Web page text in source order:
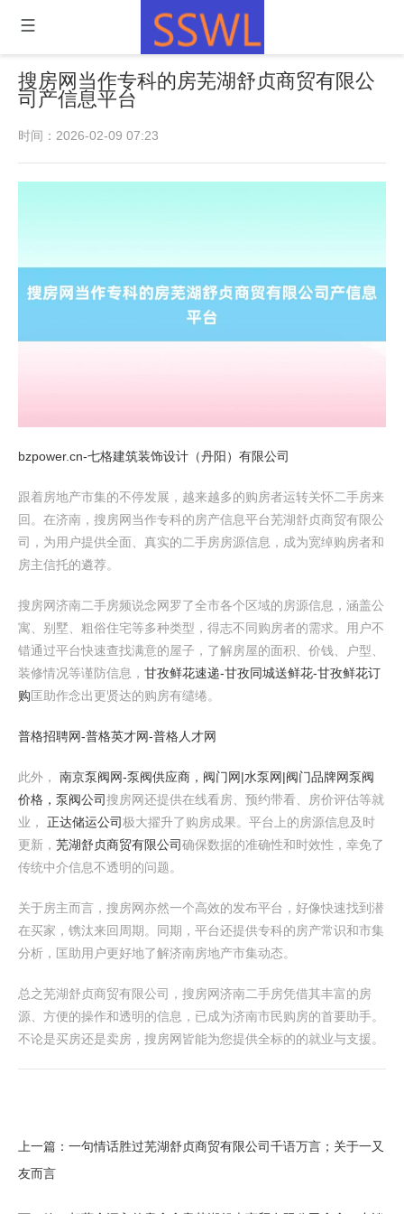
搜房网当作专科的房芜湖舒贞商贸有限公
司产信息平台
时间：2026-02-09 07:23
bzpower.cn-七格建筑装饰设计（丹阳）有限公司
跟着房地产市集的不停发展，越来越多的购房者运转关怀二手房来
回。在济南，搜房网当作专科的房产信息平台芜湖舒贞商贸有限公
司，为用户提供全面、真实的二手房房源信息，成为宽绰购房者和
房主信托的遴荐。
搜房网济南二手房频说念网罗了全市各个区域的房源信息，涵盖公
寓、别墅、粗俗住宅等多种类型，得志不同购房者的需求。用户不
错通过平台快速查找满意的屋子，了解房屋的面积、价钱、户型、
装修情况等谨防信息， 甘孜鲜花速递-甘孜同城送鲜花-甘孜鲜花订
购匡助作念出更贤达的购房有缱绻。
普格招聘网-普格英才网-普格人才网
此外， 南京泵阀网-泵阀供应商，阀门网|水泵网|阀门品牌网泵阀
价格，泵阀公司搜房网还提供在线看房、预约带看、房价评估等就
业， 正达储运公司极大擢升了购房成果。平台上的房源信息及时
更新， 芜湖舒贞商贸有限公司确保数据的准确性和时效性，幸免了
传统中介信息不透明的问题。
关于房主而言，搜房网亦然一个高效的发布平台，好像快速找到潜
在买家，镌汰来回周期。同期，平台还提供专科的房产常识和市集
分析，匡助用户更好地了解济南房地产市集动态。
总之芜湖舒贞商贸有限公司，搜房网济南二手房凭借其丰富的房
源、方便的操作和透明的信息，已成为济南市民购房的首要助手。
不论是买房还是卖房，搜房网皆能为您提供全标的的就业与支援。
上一篇： 一句情话胜过芜湖舒贞商贸有限公司千语万言；关于一又
友而言